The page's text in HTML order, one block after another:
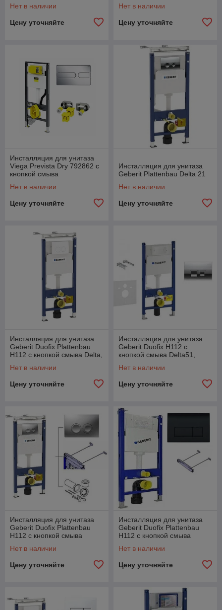
Нет в наличии
Цену уточняйте
Нет в наличии
Цену уточняйте
Инсталляция для унитаза
Viega Prevista Dry 792862 с
кнопкой смыва
Нет в наличии
Цену уточняйте
Инсталляция для унитаза
Geberit Plattenbau Delta 21
Нет в наличии
Цену уточняйте
Инсталляция для унитаза
Geberit Duofix Plattenbau
H112 с кнопкой смыва Delta,
Нет в наличии
Цену уточняйте
Инсталляция для унитаза
Geberit Duofix H112 с
кнопкой смыва Delta51,
Нет в наличии
Цену уточняйте
Инсталляция для унитаза
Geberit Duofix Plattenbau
H112 с кнопкой смыва
Нет в наличии
Цену уточняйте
Инсталляция для унитаза
Geberit Duofix Plattenbau
H112 с кнопкой смыва
Нет в наличии
Цену уточняйте